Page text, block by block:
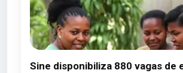
Sine disponibiliza 880 vagas de